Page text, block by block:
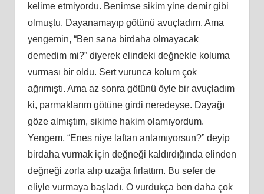
kelime etmiyordu. Benimse sikim yine demir gibi
olmuştu. Dayanamayıp götünü avuçladım. Ama
yengemin, “Ben sana birdaha olmayacak
demedim mi?” diyerek elindeki değnekle koluma
vurması bir oldu. Sert vurunca kolum çok
ağrımıştı. Ama az sonra götünü öyle bir avuçladım
ki, parmaklarım götüne girdi neredeyse. Dayağı
göze almıştım, sikime hakim olamıyordum.
Yengem, “Enes niye laftan anlamıyorsun?” deyip
birdaha vurmak için değneği kaldırdığında elinden
değneği zorla alıp uzağa fırlattım. Bu sefer de
eliyle vurmaya başladı. O vurdukça ben daha çok